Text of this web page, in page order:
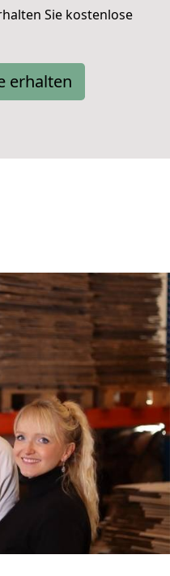
Sie kostenlose
erhalten